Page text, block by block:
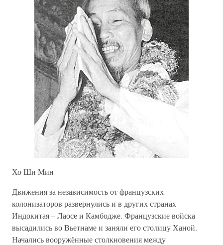
Хо Ши Мин
Движения за независимость от французских
колонизаторов развернулись и в других странах
Индокитая – Лаосе и Камбодже. Французские войска
высадились во Вьетнаме и заняли его столицу Ханой.
Начались вооружённые столкновения между